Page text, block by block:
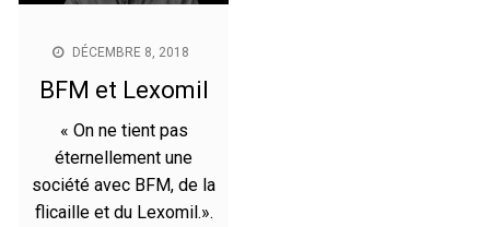
DÉCEMBRE 8, 2018
BFM et Lexomil
« On ne tient pas
éternellement une
société avec BFM, de la
flicaille et du Lexomil.».